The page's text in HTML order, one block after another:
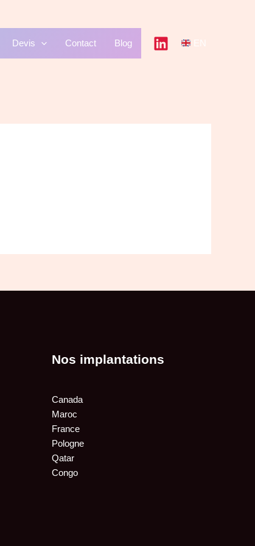
Devis Contact Blog EN
Nos implantations
Canada
Maroc
France
Pologne
Qatar
Congo